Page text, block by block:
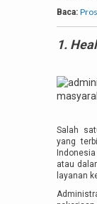
Baca:
1.
Salah
yang
atau
layanan